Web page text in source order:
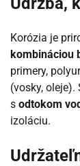
Korózia je
kombináciou
primery,
(vosky,
s odtokom
izoláciu.